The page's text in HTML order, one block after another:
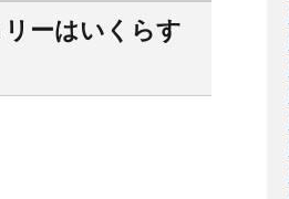
ーはいくらす